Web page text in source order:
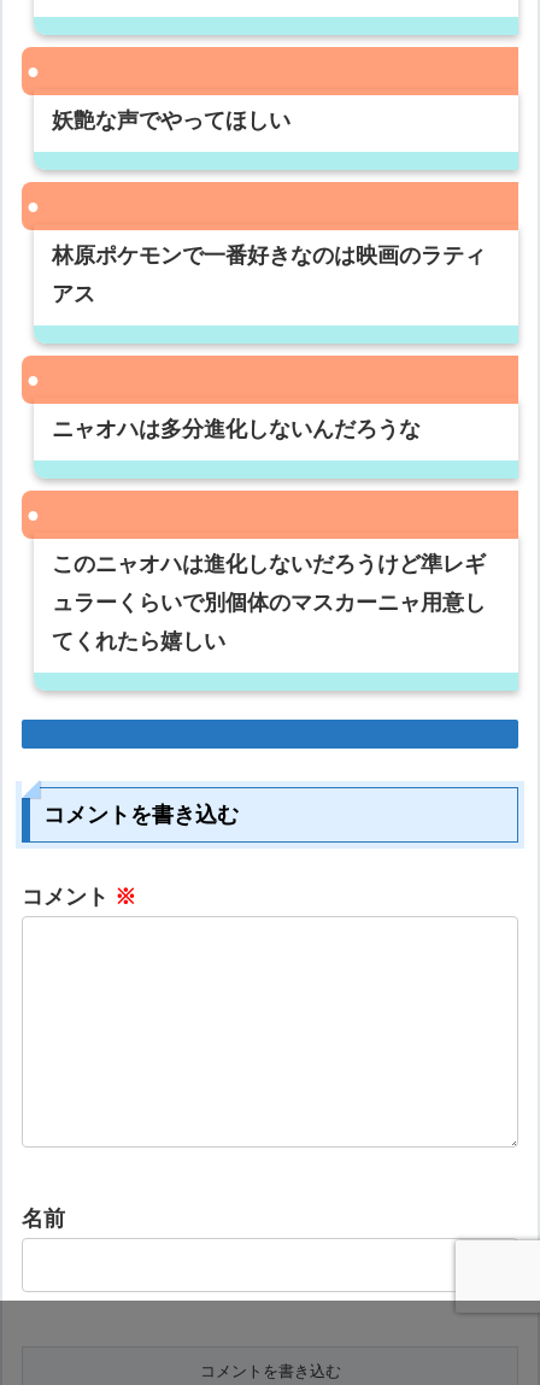
妖艶な声でやってほしい
林原ポケモンで一番好きなのは映画のラティ
アス
ニャオハは多分進化しないんだろうな
このニャオハは進化しないだろうけど準レギ
ュラーくらいで別個体のマスカーニャ用意し
てくれたら嬉しい
コメントを書き込む
コメント ※
名前